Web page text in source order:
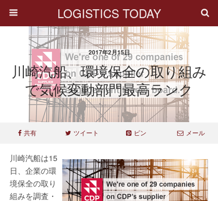
LOGISTICS TODAY
2017年2月15日
川崎汽船、環境保全の取り組み
で気候変動部門最高ランク
共有 ツイート ピン メール
川崎汽船は15
日、企業の環
境保全の取り
組みを調査・